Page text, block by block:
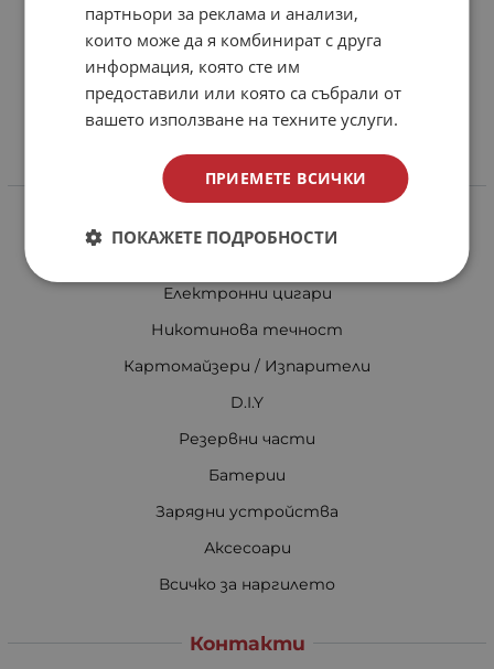
Политика за използване на бисквитки
При възникване на спор, свързан с покупка онлайн,
можете да ползвате сайта ОРС
Вашите права
Отказ от сделка
Категории
Електронни цигари
Никотинова течност
Картомайзери / Изпарители
D.I.Y
Резервни части
Батерии
Зарядни устройства
Аксесоари
Всичко за наргилето
Контакти
партньори за реклама и анализи,
които може да я комбинират с друга
информация, която сте им
предоставили или която са събрали от
вашето използване на техните услуги.
ПРИЕМЕТЕ ВСИЧКИ
ПОКАЖЕТЕ ПОДРОБНОСТИ